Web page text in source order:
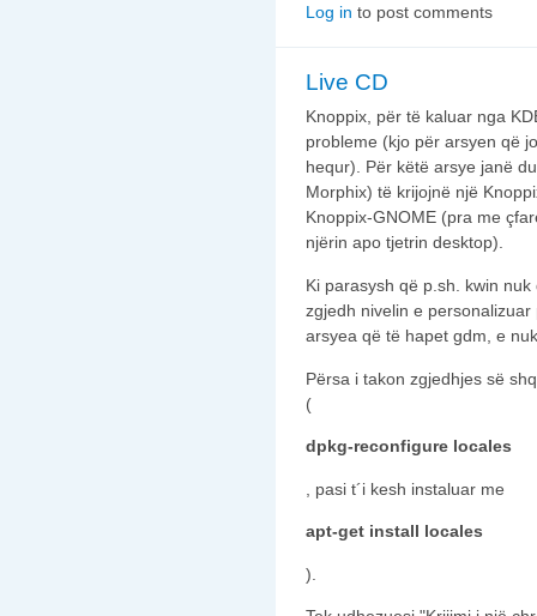
Log in to post comments
Live CD
Knoppix, për të kaluar nga
probleme (kjo për arsyen që
hequr). Për këtë arsye janë
Morphix) të krijojnë një
Knoppix-GNOME (pra me
njërin apo tjetrin desktop).
Ki parasysh që p.sh. kwin
zgjedh nivelin e
arsyea që të hapet gdm, e
Përsa i takon zgjedhjes së
(
dpkg-reconfigure locales
, pasi t´i kesh instaluar me
apt-get install locales
).